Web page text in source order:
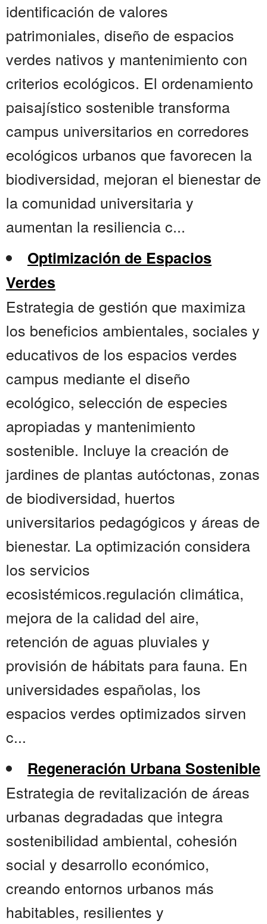
identificación de valores
patrimoniales, diseño de espacios
verdes nativos y mantenimiento con
criterios ecológicos. El ordenamiento
paisajístico sostenible transforma
campus universitarios en corredores
ecológicos urbanos que favorecen la
biodiversidad, mejoran el bienestar de
la comunidad universitaria y
aumentan la resiliencia c...
Optimización de Espacios
Verdes
Estrategia de gestión que maximiza
los beneficios ambientales, sociales y
educativos de los espacios verdes
campus mediante el diseño
ecológico, selección de especies
apropiadas y mantenimiento
sostenible. Incluye la creación de
jardines de plantas autóctonas, zonas
de biodiversidad, huertos
universitarios pedagógicos y áreas de
bienestar. La optimización considera
los servicios
ecosistémicos.regulación climática,
mejora de la calidad del aire,
retención de aguas pluviales y
provisión de hábitats para fauna. En
universidades españolas, los
espacios verdes optimizados sirven
c...
Regeneración Urbana Sostenible
Estrategia de revitalización de áreas
urbanas degradadas que integra
sostenibilidad ambiental, cohesión
social y desarrollo económico,
creando entornos urbanos más
habitables, resilientes y